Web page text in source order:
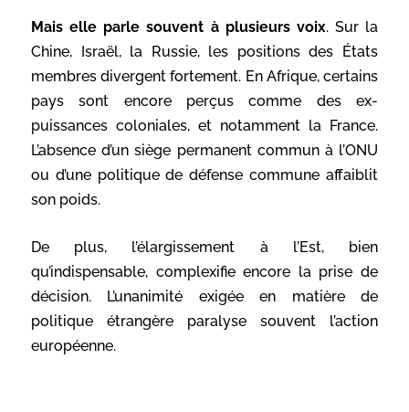
Mais elle parle souvent à plusieurs voix. Sur la
Chine, Israël, la Russie, les positions des États
membres divergent fortement. En Afrique, certains
pays sont encore perçus comme des ex-
puissances coloniales, et notamment la France.
L’absence d’un siège permanent commun à l’ONU
ou d’une politique de défense commune affaiblit
son poids.
De plus, l’élargissement à l’Est, bien
qu’indispensable, complexifie encore la prise de
décision. L’unanimité exigée en matière de
politique étrangère paralyse souvent l’action
européenne.